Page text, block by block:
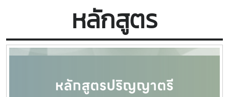
หลักสูตร